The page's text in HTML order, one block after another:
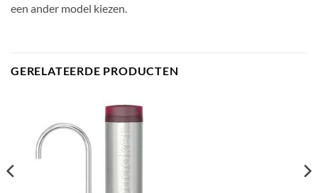
een ander model kiezen.
GERELATEERDE PRODUCTEN